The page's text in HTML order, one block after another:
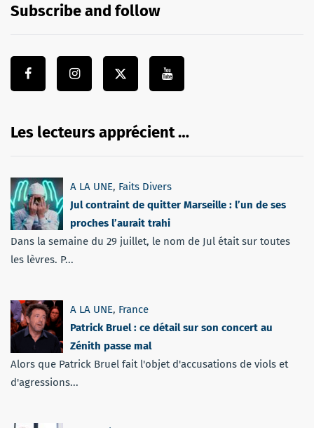
Subscribe and follow
Les lecteurs apprécient …
A LA UNE, Faits Divers
Jul contraint de quitter Marseille : l’un de ses
proches l’aurait trahi
Dans la semaine du 29 juillet, le nom de Jul était sur toutes
les lèvres. P...
A LA UNE, France
Patrick Bruel : ce détail sur son concert au
Zénith passe mal
Alors que Patrick Bruel fait l'objet d'accusations de viols et
d'agressions...